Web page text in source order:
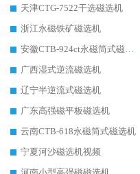
天津CTG-7522干选磁选机
浙江永磁铁矿磁选机
安徽CTB-924ct永磁筒式磁选机
广西湿式逆流磁选机
辽宁半逆流式磁选机
广东高强磁平板磁选机
云南CTB-618永磁筒式磁选机
宁夏河沙磁选机视频